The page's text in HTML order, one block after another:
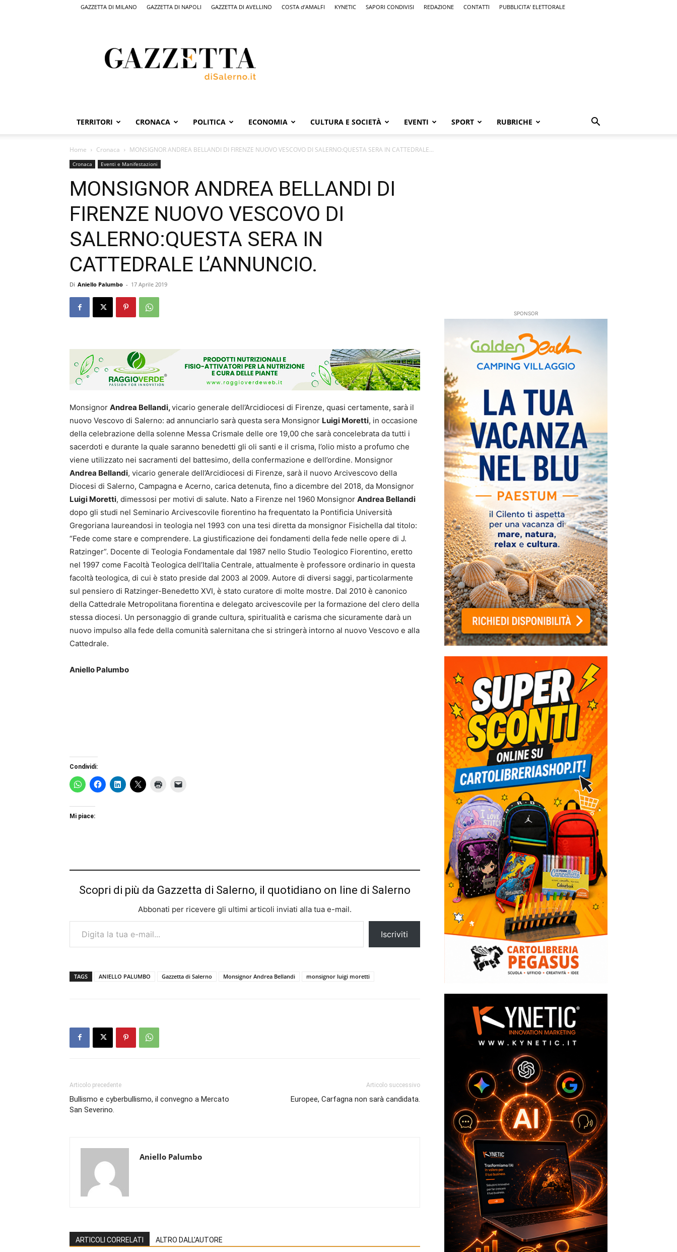
GAZZETTA DI MILANO GAZZETTA DI NAPOLI GAZZETTA DI AVELLINO COSTA d’AMALFI KYNETIC SAPORI CONDIVISI REDAZIONE CONTATTI PUBBLICITA’ ELETTORALE
Salerno,
il
quotidiano
Salerno
TERRITORI CRONACA POLITICA ECONOMIA CULTURA E SOCIETÀ EVENTI SPORT RUBRICHE
Home Cronaca MONSIGNOR ANDREA BELLANDI DI FIRENZE NUOVO VESCOVO DI SALERNO:QUESTA SERA IN CATTEDRALE...
Cronaca Eventi e Manifestazioni
MONSIGNOR ANDREA BELLANDI DI
FIRENZE NUOVO VESCOVO DI
SALERNO:QUESTA SERA IN
CATTEDRALE L’ANNUNCIO.
Di Aniello Palumbo - 17 Aprile 2019
Monsignor Andrea Bellandi,vicario generale dell’Arcidiocesi di Firenze, quasi certamente, sarà il
nuovo Vescovo di Salerno: ad annunciarlo sarà questa sera Monsignor Luigi Moretti, in occasione
della celebrazione della solenne Messa Crismale delle ore 19,00 che sarà concelebrata da tutti i
sacerdoti e durante la quale saranno benedetti gli oli santi e il crisma, l’olio misto a profumo che
viene utilizzato nei sacramenti del battesimo, della confermazione e dell’ordine. Monsignor
Andrea Bellandi, vicario generale dell’Arcidiocesi di Firenze, sarà il nuovo Arcivescovo della
Diocesi di Salerno, Campagna e Acerno, carica detenuta, fino a dicembre del 2018, da Monsignor
Luigi Moretti, dimessosi per motivi di salute. Nato a Firenze nel 1960 Monsignor Andrea Bellandi
dopo gli studi nel Seminario Arcivescovile fiorentino ha frequentato la Pontificia Università
Gregoriana laureandosi in teologia nel 1993 con una tesi diretta da monsignor Fisichella dal titolo:
“Fede come stare e comprendere. La giustificazione dei fondamenti della fede nelle opere di J.
Ratzinger”. Docente di Teologia Fondamentale dal 1987 nello Studio Teologico Fiorentino, eretto
nel 1997 come Facoltà Teologica dell’Italia Centrale, attualmente è professore ordinario in questa
facoltà teologica, di cui è stato preside dal 2003 al 2009. Autore di diversi saggi, particolarmente
sul pensiero di Ratzinger-Benedetto XVI, è stato curatore di molte mostre. Dal 2010 è canonico
della Cattedrale Metropolitana fiorentina e delegato arcive­scovile per la formazione del clero della
stessa diocesi. Un personaggio di grande cultura, spiritualità e carisma che sicuramente darà un
nuovo impulso alla fede della comunità salernitana che si stringerà intorno al nuovo Vescovo e alla
Cattedrale.
Aniello Palumbo
Condividi:
Mi piace:
Scopri di più da Gazzetta di Salerno, il quotidiano on line di Salerno
Abbonati per ricevere gli ultimi articoli inviati alla tua e-mail.
Digita la tua e-mail...
Iscriviti
TAGS ANIELLO PALUMBO Gazzetta di Salerno Monsignor Andrea Bellandi monsignor luigi moretti
Articolo precedente
Bullismo e cyberbullismo, il convegno a Mercato
San Severino.
Articolo successivo
Europee, Carfagna non sarà candidata.
Aniello Palumbo
ARTICOLI CORRELATI ALTRO DALL'AUTORE
SPONSOR